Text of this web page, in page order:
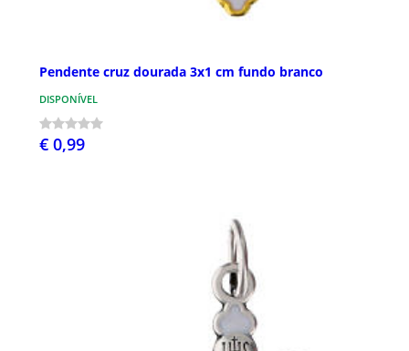
Pendente cruz dourada 3x1 cm fundo branco
DISPONÍVEL
€ 0,99